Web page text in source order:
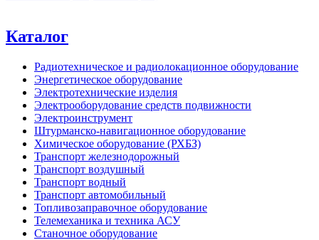
Каталог
Радиотехническое и радиолокационное оборудование
Энергетическое оборудование
Электротехнические изделия
Электрооборудование средств подвижности
Электроинструмент
Штурманско-навигационное оборудование
Химическое оборудование (РХБЗ)
Транспорт железнодорожный
Транспорт воздушный
Транспорт водный
Транспорт автомобильный
Топливозаправочное оборудование
Телемеханика и техника АСУ
Станочное оборудование